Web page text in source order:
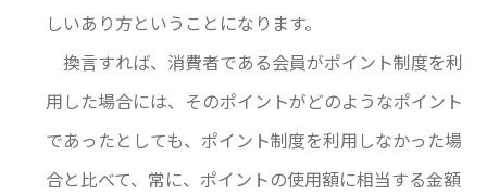
しいあり方ということになります。
換言すれば、消費者である会員がポイント制度を利
用した場合には、そのポイントがどのようなポイント
であったとしても、ポイント制度を利用しなかった場
合と比べて、常に、ポイントの使用額に相当する金額